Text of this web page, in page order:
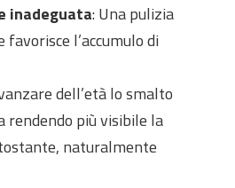
inadeguata: Una pulizia
l’accumulo di
dell’età lo smalto
rendendo più visibile la
naturalmente